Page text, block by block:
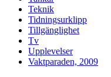
Teknik
Tidningsurklipp
Tillgänglighet
Tv
Upplevelser
Vaktparaden, 2009